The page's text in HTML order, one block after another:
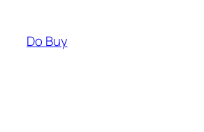
content
Do Buy